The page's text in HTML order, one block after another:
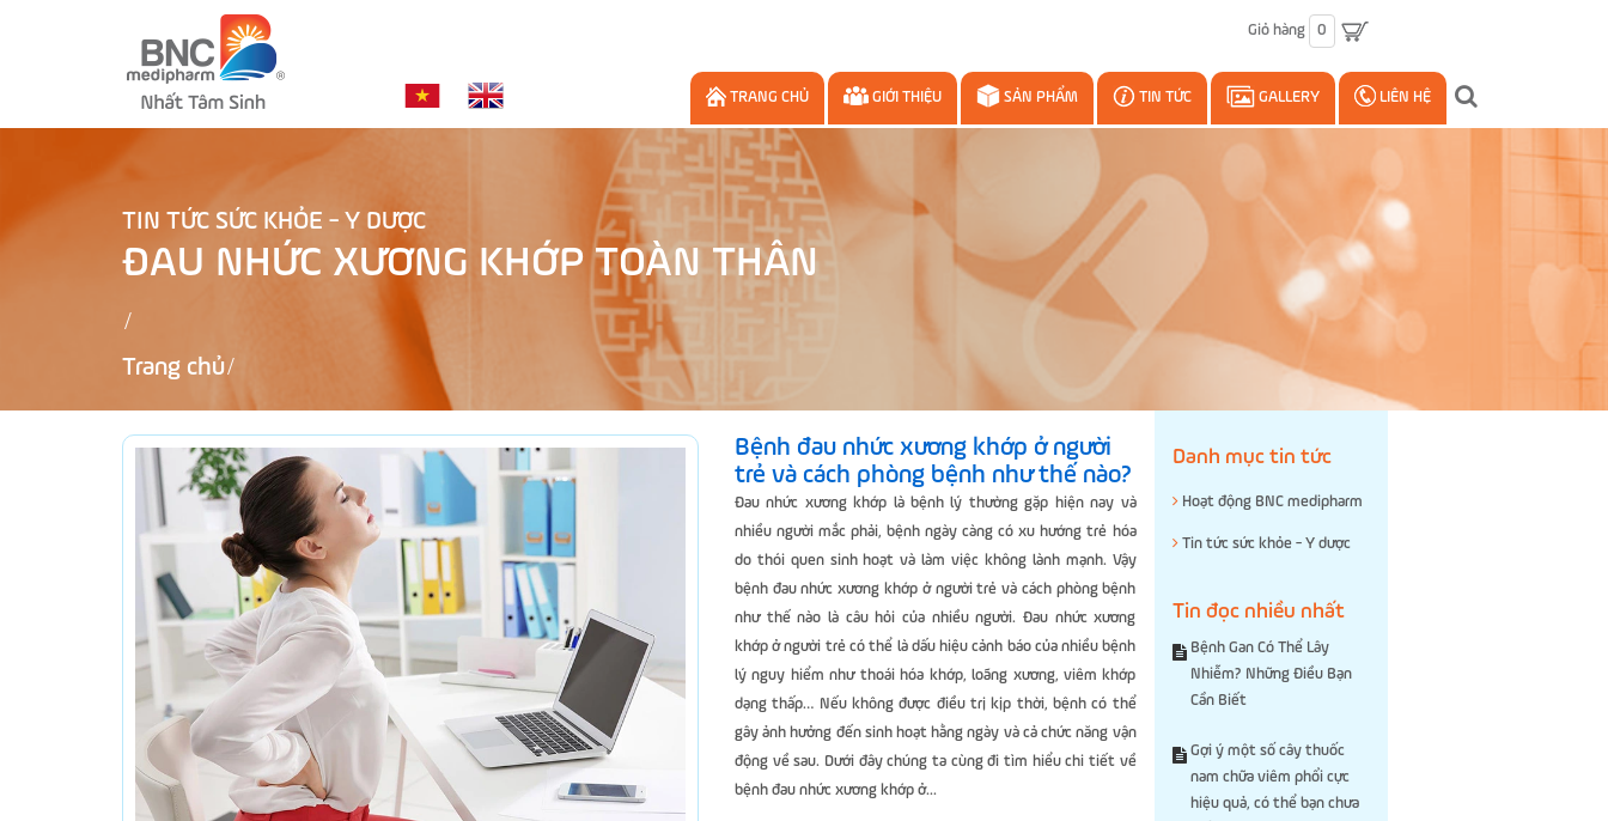
Giỏ hàng 0
TRANG CHỦ GIỚI THIỆU SẢN PHẨM TIN TỨC GALLERY LIÊN HỆ
TIN TỨC SỨC KHỎE - Y DƯỢC
ĐAU NHỨC XƯƠNG KHỚP TOÀN THÂN
Trang chủ
Bệnh đau nhức xương khớp ở người
trẻ và cách phòng bệnh như thế nào?
Đau nhức xương khớp là bệnh lý thường gặp hiện nay và
nhiều người mắc phải, bệnh ngày càng có xu hướng trẻ hóa
do thói quen sinh hoạt và làm việc không lành mạnh. Vậy
bệnh đau nhức xương khớp ở người trẻ và cách phòng bệnh
như thế nào là câu hỏi của nhiều người. Đau nhức xương
khớp ở người trẻ có thể là dấu hiệu cảnh báo của nhiều bệnh
lý nguy hiểm như thoái hóa khớp, loãng xương, viêm khớp
dạng thấp… Nếu không được điều trị kịp thời, bệnh có thể
gây ảnh hưởng đến sinh hoạt hằng ngày và cả chức năng vận
động về sau. Dưới đây chúng ta cùng đi tìm hiểu chi tiết về
bệnh đau nhức xương khớp ở...
Danh mục tin tức
Hoạt động BNC medipharm
Tin tức sức khỏe - Y dược
Tin đọc nhiều nhất
Bệnh Gan Có Thể Lây
Nhiễm? Những Điều Bạn
Cần Biết
Gợi ý một số cây thuốc
nam chữa viêm phổi cực
hiệu quả, có thể bạn chưa